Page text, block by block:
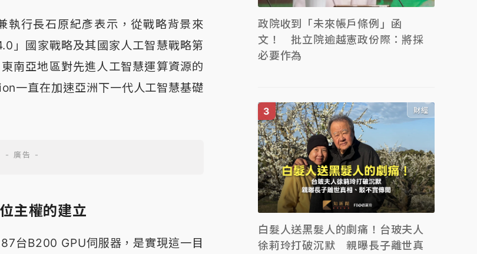
行長石原紀彥表示，從戰略背景來
」國家戰略及其國家人工智慧戰略第
南亞地區對先進人工智慧運算資源的
一直在加速亞洲下一代人工智慧基礎
主權的建立
台B200 GPU伺服器，是實現這一目
政院收到「未來帳戶條例」函
文！ 批立院逾越憲政份際：將採
必要作為
財經
白髮人送黑髮人的劇痛！台玻夫人
徐莉玲打破沉默 親曝長子離世真